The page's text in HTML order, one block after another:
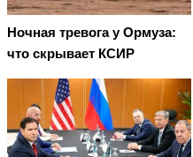
Ночная тревога у Ормуза:
что скрывает КСИР